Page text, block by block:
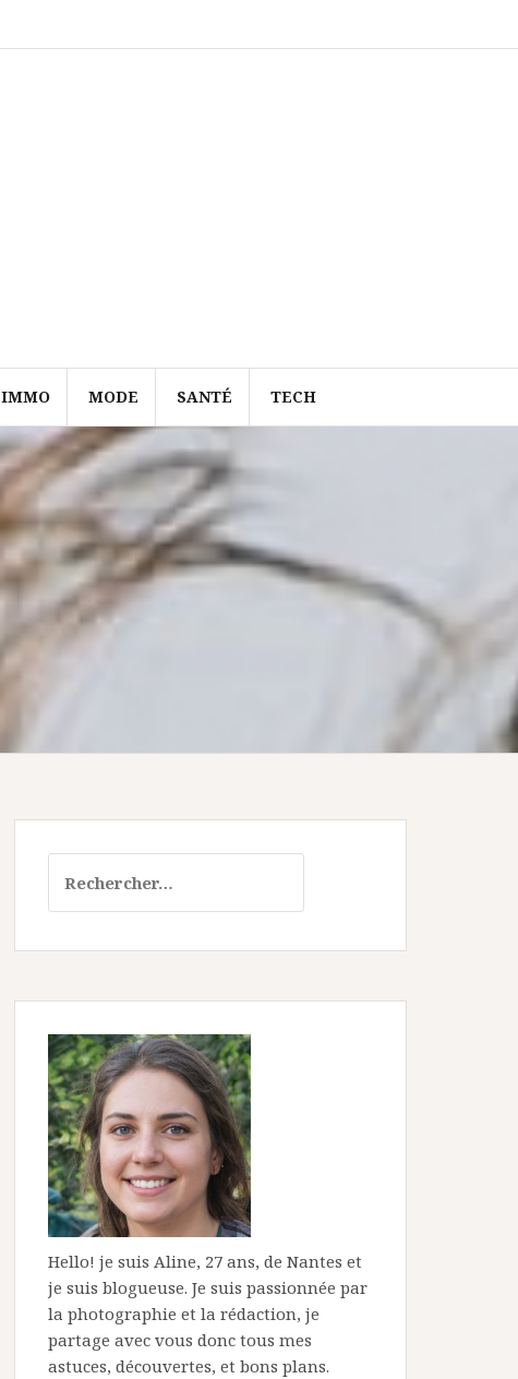
IMMO MODE SANTÉ TECH
Hello! je suis Aline, 27 ans, de Nantes et
je suis blogueuse. Je suis passionnée par
la photographie et la rédaction, je
partage avec vous donc tous mes
astuces, découvertes, et bons plans.